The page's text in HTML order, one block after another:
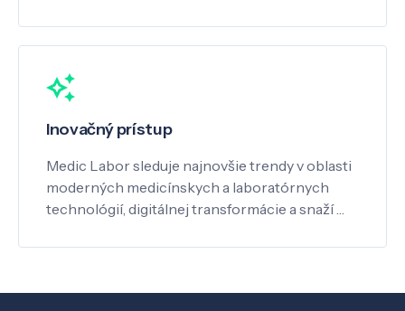
Inovačný prístup
Medic Labor sleduje najnovšie trendy v oblasti
moderných medicínskych a laboratórnych
technológií, digitálnej transformácie a snaží …